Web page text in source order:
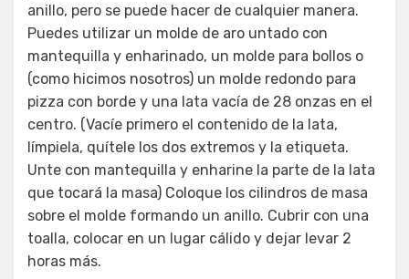
anillo, pero se puede hacer de cualquier manera.
Puedes utilizar un molde de aro untado con
mantequilla y enharinado, un molde para bollos o
(como hicimos nosotros) un molde redondo para
pizza con borde y una lata vacía de 28 onzas en el
centro. (Vacíe primero el contenido de la lata,
límpiela, quítele los dos extremos y la etiqueta.
Unte con mantequilla y enharine la parte de la lata
que tocará la masa) Coloque los cilindros de masa
sobre el molde formando un anillo. Cubrir con una
toalla, colocar en un lugar cálido y dejar levar 2
horas más.